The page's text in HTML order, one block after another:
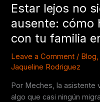
Estar lejos no
ausente: cómo
con tu familia
Leave a Comment / Blog,
Jaqueline Rodriguez
Por Meches, la asistente
algo que casi ningún
en
Guatemala